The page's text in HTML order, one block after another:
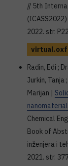
// 5th
2022. str.
Radin, Edi ;
Jurkin, Tanja
Marijan |
Chemical
Book of
inženjera i
2021. str.